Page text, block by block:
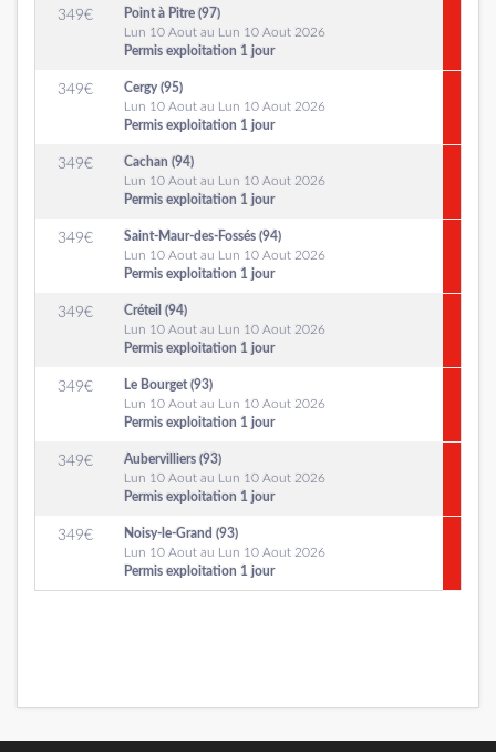
349€
Point à Pitre (97)
Lun 10 Aout au Lun 10 Aout 2026
Permis exploitation 1 jour
349€
Cergy (95)
Lun 10 Aout au Lun 10 Aout 2026
Permis exploitation 1 jour
349€
Cachan (94)
Lun 10 Aout au Lun 10 Aout 2026
Permis exploitation 1 jour
349€
Saint-Maur-des-Fossés (94)
Lun 10 Aout au Lun 10 Aout 2026
Permis exploitation 1 jour
349€
Créteil (94)
Lun 10 Aout au Lun 10 Aout 2026
Permis exploitation 1 jour
349€
Le Bourget (93)
Lun 10 Aout au Lun 10 Aout 2026
Permis exploitation 1 jour
349€
Aubervilliers (93)
Lun 10 Aout au Lun 10 Aout 2026
Permis exploitation 1 jour
349€
Noisy-le-Grand (93)
Lun 10 Aout au Lun 10 Aout 2026
Permis exploitation 1 jour